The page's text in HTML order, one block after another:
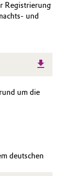
Registrierung
und
um die
deutschen